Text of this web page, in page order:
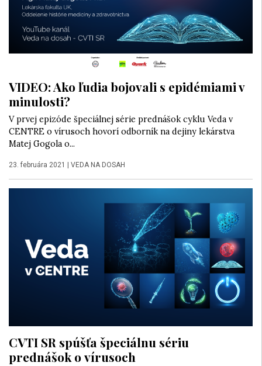
VIDEO: Ako ľudia bojovali s epidémiami v
minulosti?
V prvej epizóde špeciálnej série prednášok cyklu Veda v
CENTRE o vírusoch hovorí odborník na dejiny lekárstva
Matej Gogola o...
23. februára 2021 VEDA NA DOSAH
CVTI SR spúšťa špeciálnu sériu
prednášok o vírusoch